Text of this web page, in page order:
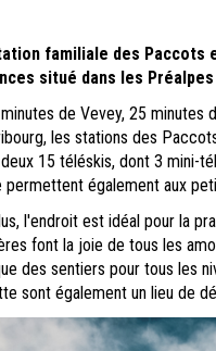
familiale des Paccots
situé dans les
de Vevey, 25 minutes
les stations des
15 téléskis, dont 3 mini-
permettent également aux
l'endroit est idéal pour la
font la joie de tous les
des sentiers pour tous les
sont également un lieu de